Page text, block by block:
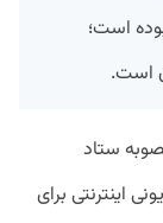
است؛
است.
ستاد
اینترنتی برای